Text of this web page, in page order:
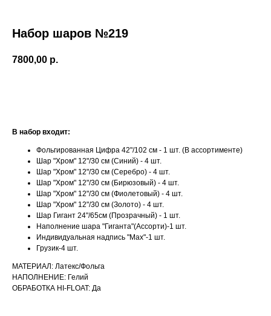
Набор шаров №219
7800,00 р.
В набор входит:
Фольгированная Цифра 42"/102 см - 1 шт. (В ассортименте)
Шар "Хром" 12"/30 см (Синий) - 4 шт.
Шар "Хром" 12"/30 см (Серебро) - 4 шт.
Шар "Хром" 12"/30 см (Бирюзовый) - 4 шт.
Шар "Хром" 12"/30 см (Фиолетовый) - 4 шт.
Шар "Хром" 12"/30 см (Золото) - 4 шт.
Шар Гигант 24"/65см (Прозрачный) - 1 шт.
Наполнение шара "Гиганта"(Ассорти)-1 шт.
Индивидуальная надпись "Мах"-1 шт.
Грузик-4 шт.
МАТЕРИАЛ: Латекс/Фольга
НАПОЛНЕНИЕ: Гелий
ОБРАБОТКА HI-FLOAT: Да